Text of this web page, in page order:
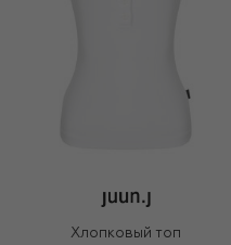
Хлопковый топ